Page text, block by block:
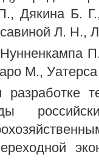
Дякина Б.
Л. Н.,
М.,
разработке